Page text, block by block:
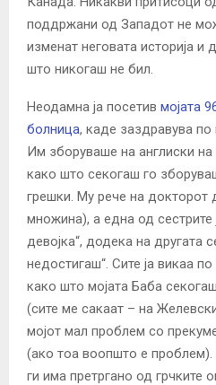
поддржани од Западот не
изменат неговата историја и
што никогаш не бил.
Неодамна ја посетив мојата
болница, каде заздравува по
Им зборуваше на англиски на
како што секогаш го
грешки. Му рече на докторот
множина), а една од сестрите
девојка“, додека на другата
недостигаш“. Сите ја викаа
како што мојата Баба
(сите ме сакаат – на
мојот мал проблем со
(ако тоа воопшто е
ги има претргано од грчките